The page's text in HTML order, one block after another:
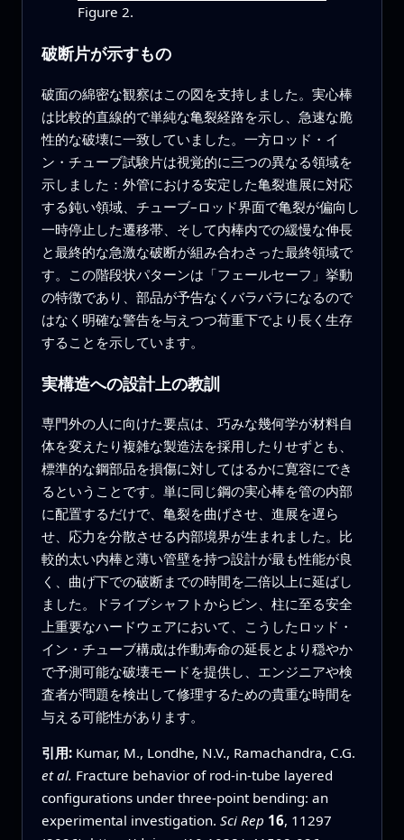
Figure 2.
破断片が示すもの
破面の綿密な観察はこの図を支持しました。実心棒
は比較的直線的で単純な亀裂経路を示し、急速な脆
性的な破壊に一致していました。一方ロッド・イ
ン・チューブ試験片は視覚的に三つの異なる領域を
示しました：外管における安定した亀裂進展に対応
する鈍い領域、チューブ–ロッド界面で亀裂が偏向し
一時停止した遷移帯、そして内棒内での緩慢な伸長
と最終的な急激な破断が組み合わさった最終領域で
す。この階段状パターンは「フェールセーフ」挙動
の特徴であり、部品が予告なくバラバラになるので
はなく明確な警告を与えつつ荷重下でより長く生存
することを示しています。
実構造への設計上の教訓
専門外の人に向けた要点は、巧みな幾何学が材料自
体を変えたり複雑な製造法を採用したりせずとも、
標準的な鋼部品を損傷に対してはるかに寛容にでき
るということです。単に同じ鋼の実心棒を管の内部
に配置するだけで、亀裂を曲げさせ、進展を遅ら
せ、応力を分散させる内部境界が生まれました。比
較的太い内棒と薄い管壁を持つ設計が最も性能が良
く、曲げ下での破断までの時間を二倍以上に延ばし
ました。ドライブシャフトからピン、柱に至る安全
上重要なハードウェアにおいて、こうしたロッド・
イン・チューブ構成は作動寿命の延長とより穏やか
で予測可能な破壊モードを提供し、エンジニアや検
査者が問題を検出して修理するための貴重な時間を
与える可能性があります。
引用: Kumar, M., Londhe, N.V., Ramachandra, C.G.
et al. Fracture behavior of rod-in-tube layered
configurations under three-point bending: an
experimental investigation. Sci Rep 16, 11297